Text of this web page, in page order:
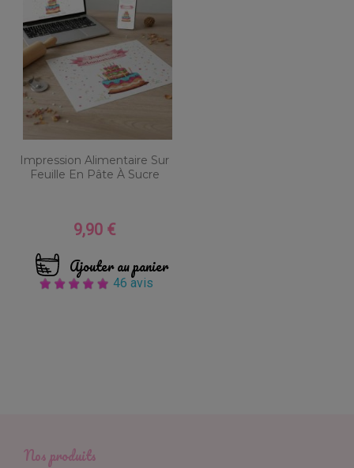
Impression Alimentaire Sur
Feuille En Pâte À Sucre
Prix
9,90 €
Ajouter au panier
46 avis
Nos produits